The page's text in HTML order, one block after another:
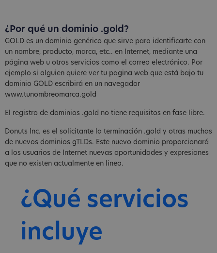
¿Por qué un dominio .gold?
GOLD es un dominio genérico que sirve para identificarte con
un nombre, producto, marca, etc.. en Internet, mediante una
página web u otros servicios como el correo electrónico. Por
ejemplo si alguien quiere ver tu pagina web que está bajo tu
dominio GOLD escribirá en un navegador
www.tunombreomarca.gold
El registro de dominios .gold no tiene requisitos en fase libre.
Donuts Inc. es el solicitante la terminación .gold y otras muchas
de nuevos dominios gTLDs. Este nuevo dominio proporcionará
a los usuarios de Internet nuevas oportunidades y expresiones
que no existen actualmente en línea.
¿Qué servicios
incluye